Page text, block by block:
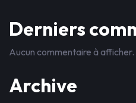
Derniers
Aucun commentaire à afficher.
Archive